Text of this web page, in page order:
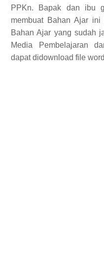
PPKn. Bapak dan ibu
membuat Bahan Ajar
Bahan Ajar yang sudah
Media Pembelajaran
dapat didownload file